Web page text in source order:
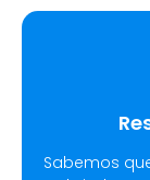
Sabemos